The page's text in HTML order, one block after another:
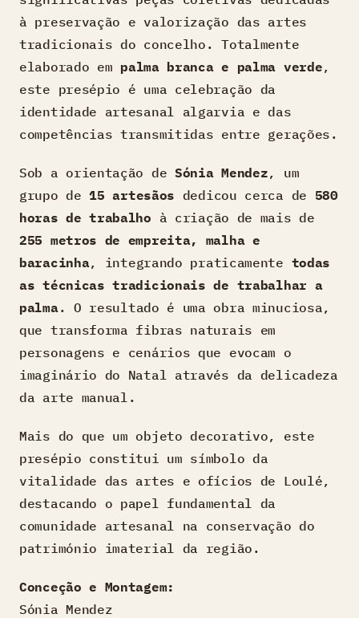
à preservação e valorização das artes
tradicionais do concelho. Totalmente
elaborado em palma branca e palma verde,
este presépio é uma celebração da
identidade artesanal algarvia e das
competências transmitidas entre gerações.
Sob a orientação de Sónia Mendez, um
grupo de15 artesãos dedicou cerca de 580
horas de trabalho à criação de mais de
255 metros de empreita, malha e
baracinha, integrando praticamente todas
as técnicas tradicionais de trabalhar a
palma. O resultado é uma obra minuciosa,
que transforma fibras naturais em
personagens e cenários que evocam o
imaginário do Natal através da delicadeza
da arte manual.
Mais do que um objeto decorativo, este
presépio constitui um símbolo da
vitalidade das artes e ofícios de Loulé,
destacando o papel fundamental da
comunidade artesanal na conservação do
património imaterial da região.
Conceção e Montagem:
Sónia Mendez